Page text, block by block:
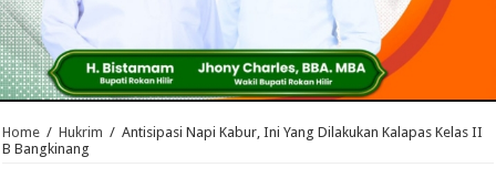
Home / Hukrim / Antisipasi Napi Kabur, Ini Yang Dilakukan Kalapas Kelas II
B Bangkinang